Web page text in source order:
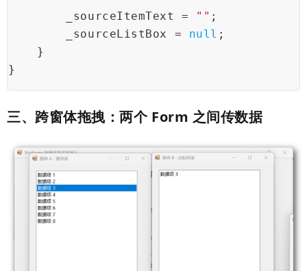
_sourceItemText = "" ;
_sourceListBox = null ;
}
}
三、跨窗体拖拽：两个 Form 之间传数据